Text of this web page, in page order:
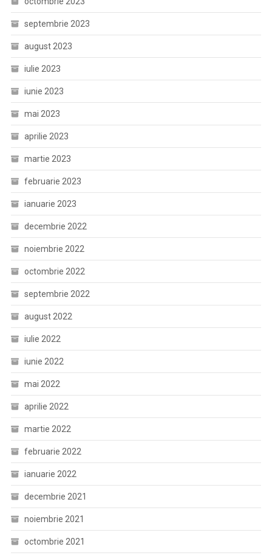
septembrie 2023
august 2023
iulie 2023
iunie 2023
mai 2023
aprilie 2023
martie 2023
februarie 2023
ianuarie 2023
decembrie 2022
noiembrie 2022
octombrie 2022
septembrie 2022
august 2022
iulie 2022
iunie 2022
mai 2022
aprilie 2022
martie 2022
februarie 2022
ianuarie 2022
decembrie 2021
noiembrie 2021
octombrie 2021